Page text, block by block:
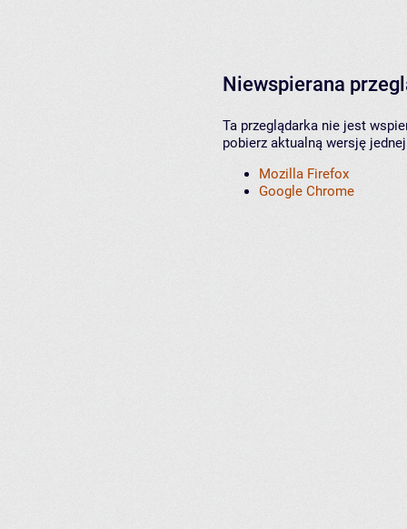
Niewspierana
Ta przeglądarka nie jest
pobierz aktualną wersję
Mozilla Firefox
Google Chrome